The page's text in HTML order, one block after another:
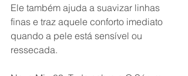
Ele também ajuda a suavizar linhas
finas e traz aquele conforto imediato
quando a pele está sensível ou
ressecada.